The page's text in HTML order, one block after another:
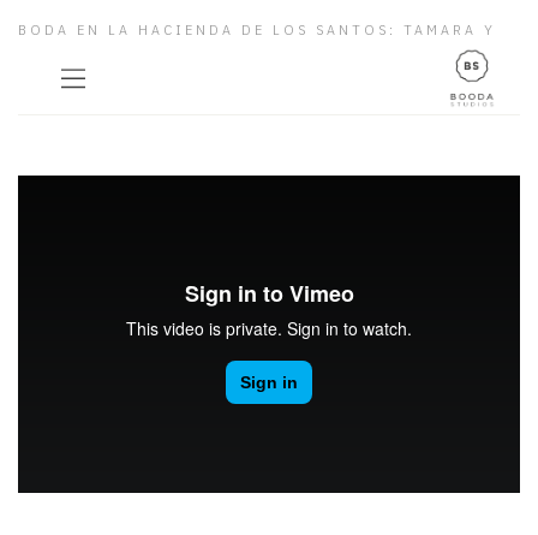
BODA EN LA HACIENDA DE LOS SANTOS: TAMARA Y